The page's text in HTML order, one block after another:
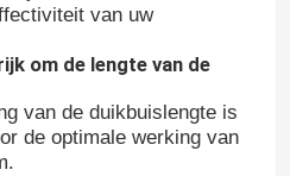
van uw
om de lengte van de
van de duikbuislengte is
de optimale werking van